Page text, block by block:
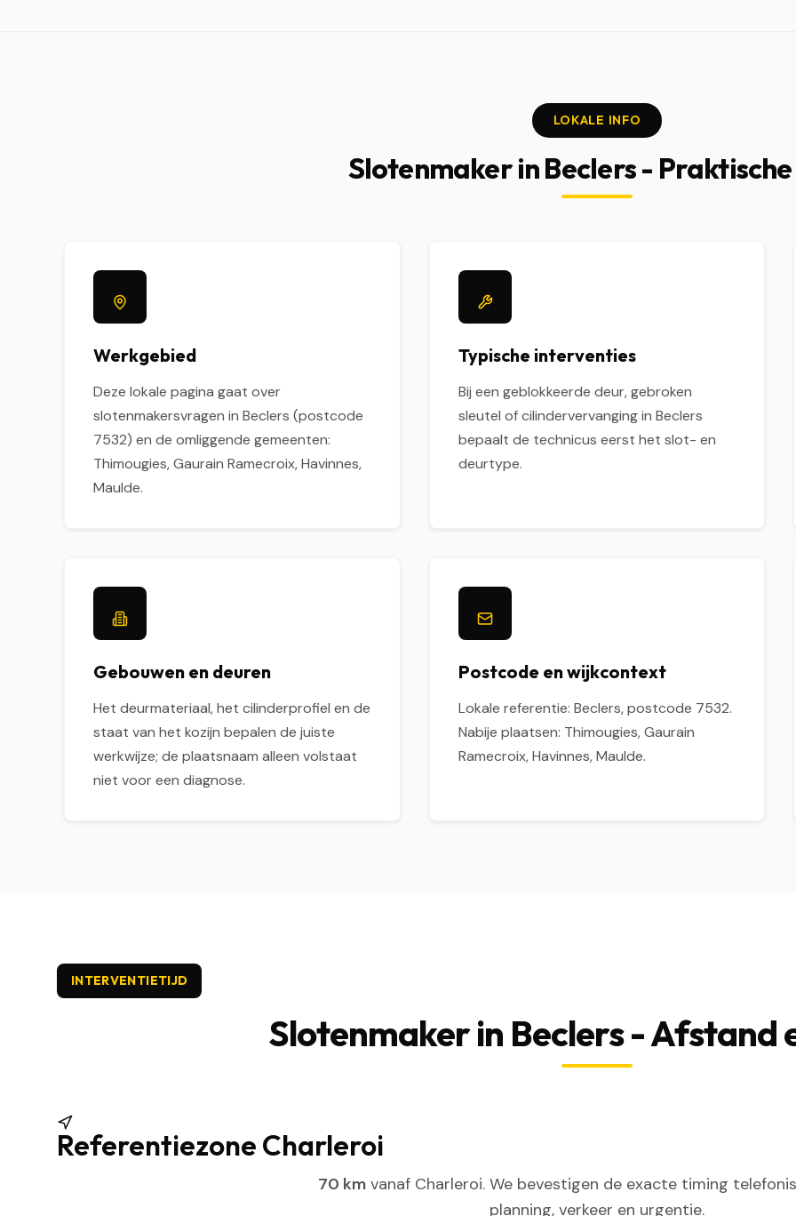
LOKALE INFO
Slotenmaker in Beclers -
Werkgebied
Deze lokale pagina gaat over
slotenmakersvragen in Beclers (postcode
7532) en de omliggende gemeenten:
Thimougies, Gaurain Ramecroix, Havinnes,
Maulde.
Typische interventies
Bij een geblokkeerde deur, gebroken
sleutel of cilindervervanging in Beclers
bepaalt de technicus eerst het slot- en
deurtype.
Gebouwen en deuren
Het deurmateriaal, het cilinderprofiel en de
staat van het kozijn bepalen de juiste
werkwijze; de plaatsnaam alleen volstaat
niet voor een diagnose.
Postcode en wijkcontext
Lokale referentie: Beclers, postcode 7532.
Nabije plaatsen: Thimougies, Gaurain
Ramecroix, Havinnes, Maulde.
INTERVENTIETIJD
Slotenmaker in Beclers - Afstand
Referentiezone Charleroi
70 km vanaf Charleroi. We bevestigen de exacte timing
planning, verkeer en urgentie.